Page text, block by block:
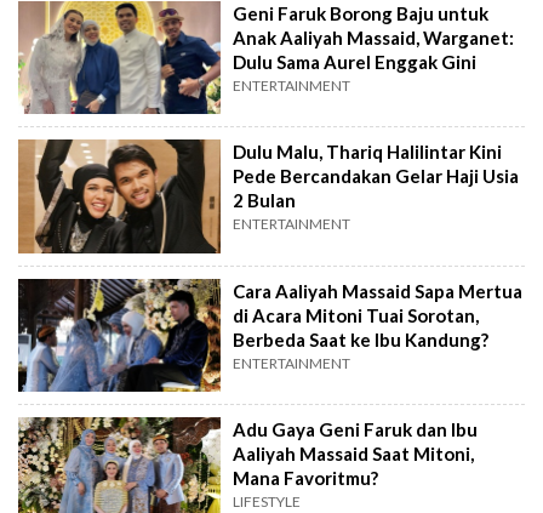
Geni Faruk Borong Baju untuk
Anak Aaliyah Massaid, Warganet:
Dulu Sama Aurel Enggak Gini
ENTERTAINMENT
Dulu Malu, Thariq Halilintar Kini
Pede Bercandakan Gelar Haji Usia
2 Bulan
ENTERTAINMENT
Cara Aaliyah Massaid Sapa Mertua
di Acara Mitoni Tuai Sorotan,
Berbeda Saat ke Ibu Kandung?
ENTERTAINMENT
Adu Gaya Geni Faruk dan Ibu
Aaliyah Massaid Saat Mitoni,
Mana Favoritmu?
LIFESTYLE